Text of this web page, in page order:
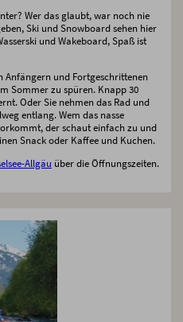
Wer das glaubt, war noch nie
Ski und Snowboard sehen hier
und Wakeboard, Spaß ist
Anfängern und Fortgeschrittenen
Sommer zu spüren. Knapp 30
Oder Sie nehmen das Rad und
entlang. Wem das nasse
der schaut einfach zu und
Snack oder Kaffee und Kuchen.
Allgäu über die Öffnungszeiten.